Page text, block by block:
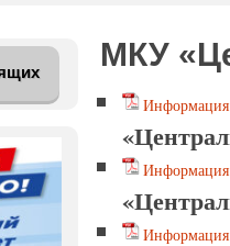
МКУ
Информация
Информация
Информация